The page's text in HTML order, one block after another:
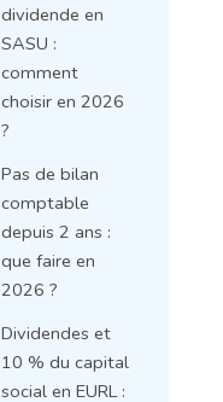
dividende en
SASU :
comment
choisir en 2026
?
Pas de bilan
comptable
depuis 2 ans :
que faire en
2026 ?
Dividendes et
10 % du capital
social en EURL :